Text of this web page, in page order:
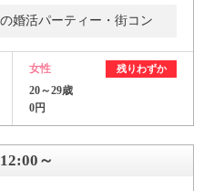
婚活パーティー・街コン
女性 残りわずか
20～29歳
0円
～